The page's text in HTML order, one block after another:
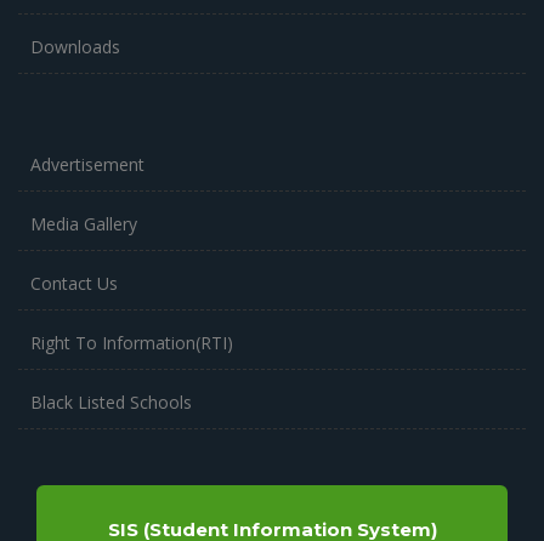
Downloads
Advertisement
Media Gallery
Contact Us
Right To Information(RTI)
Black Listed Schools
SIS (Student Information System)